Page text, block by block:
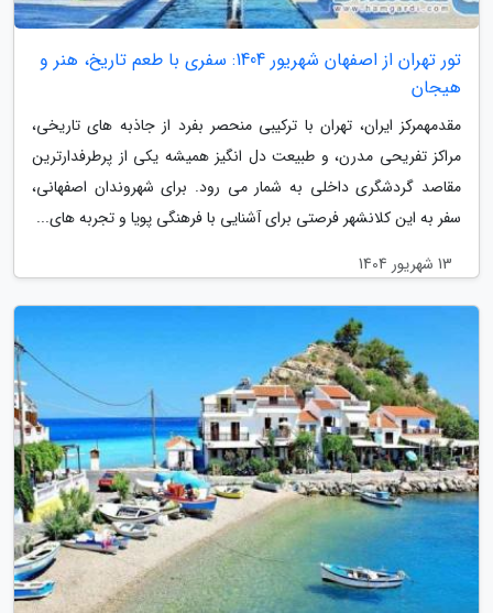
تور تهران از اصفهان شهریور 1404: سفری با طعم تاریخ، هنر و
هیجان
مقدمهمرکز ایران، تهران با ترکیبی منحصر بفرد از جاذبه های تاریخی،
مراکز تفریحی مدرن، و طبیعت دل انگیز همیشه یکی از پرطرفدارترین
مقاصد گردشگری داخلی به شمار می رود. برای شهروندان اصفهانی،
سفر به این کلانشهر فرصتی برای آشنایی با فرهنگی پویا و تجربه های...
13 شهریور 1404